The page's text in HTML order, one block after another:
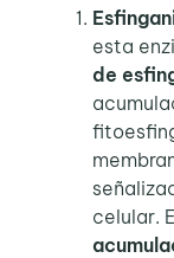
esta
de
celular.